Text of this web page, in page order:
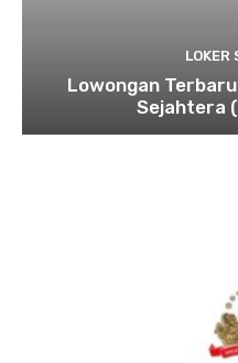
LOKER
Lowongan
Sejahtera